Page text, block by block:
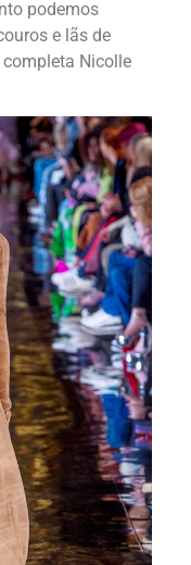
podemos
e lãs de
Nicolle